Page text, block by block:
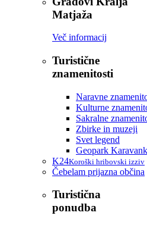
Matjaža
Več informacij
Turistične
znamenitosti
Naravne
Kulturne
Sakralne
Zbirke in muzeji
Svet legend
Geopark
K24Koroški hribovski izziv
Čebelam prijazna občina
Turistična
ponudba